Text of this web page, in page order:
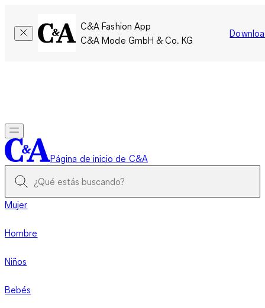
C&A Fashion App
C&A Mode GmbH & Co. KG
Página de inicio de C&A
Mujer
Hombre
Niños
Bebés